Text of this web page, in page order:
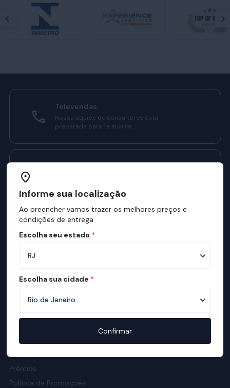
Televendas
Nossa equipe de consultores está
preparada para te auxiliar.
Institucional
Sobre a ortobom
Ortobom na Mídia
Manual do Sono
Prêmios
Política de Promoções
Informe sua localização
Ao preencher vamos trazer os melhores preços e
condições de entrega
Escolha seu estado *
Escolha sua cidade *
Confirmar